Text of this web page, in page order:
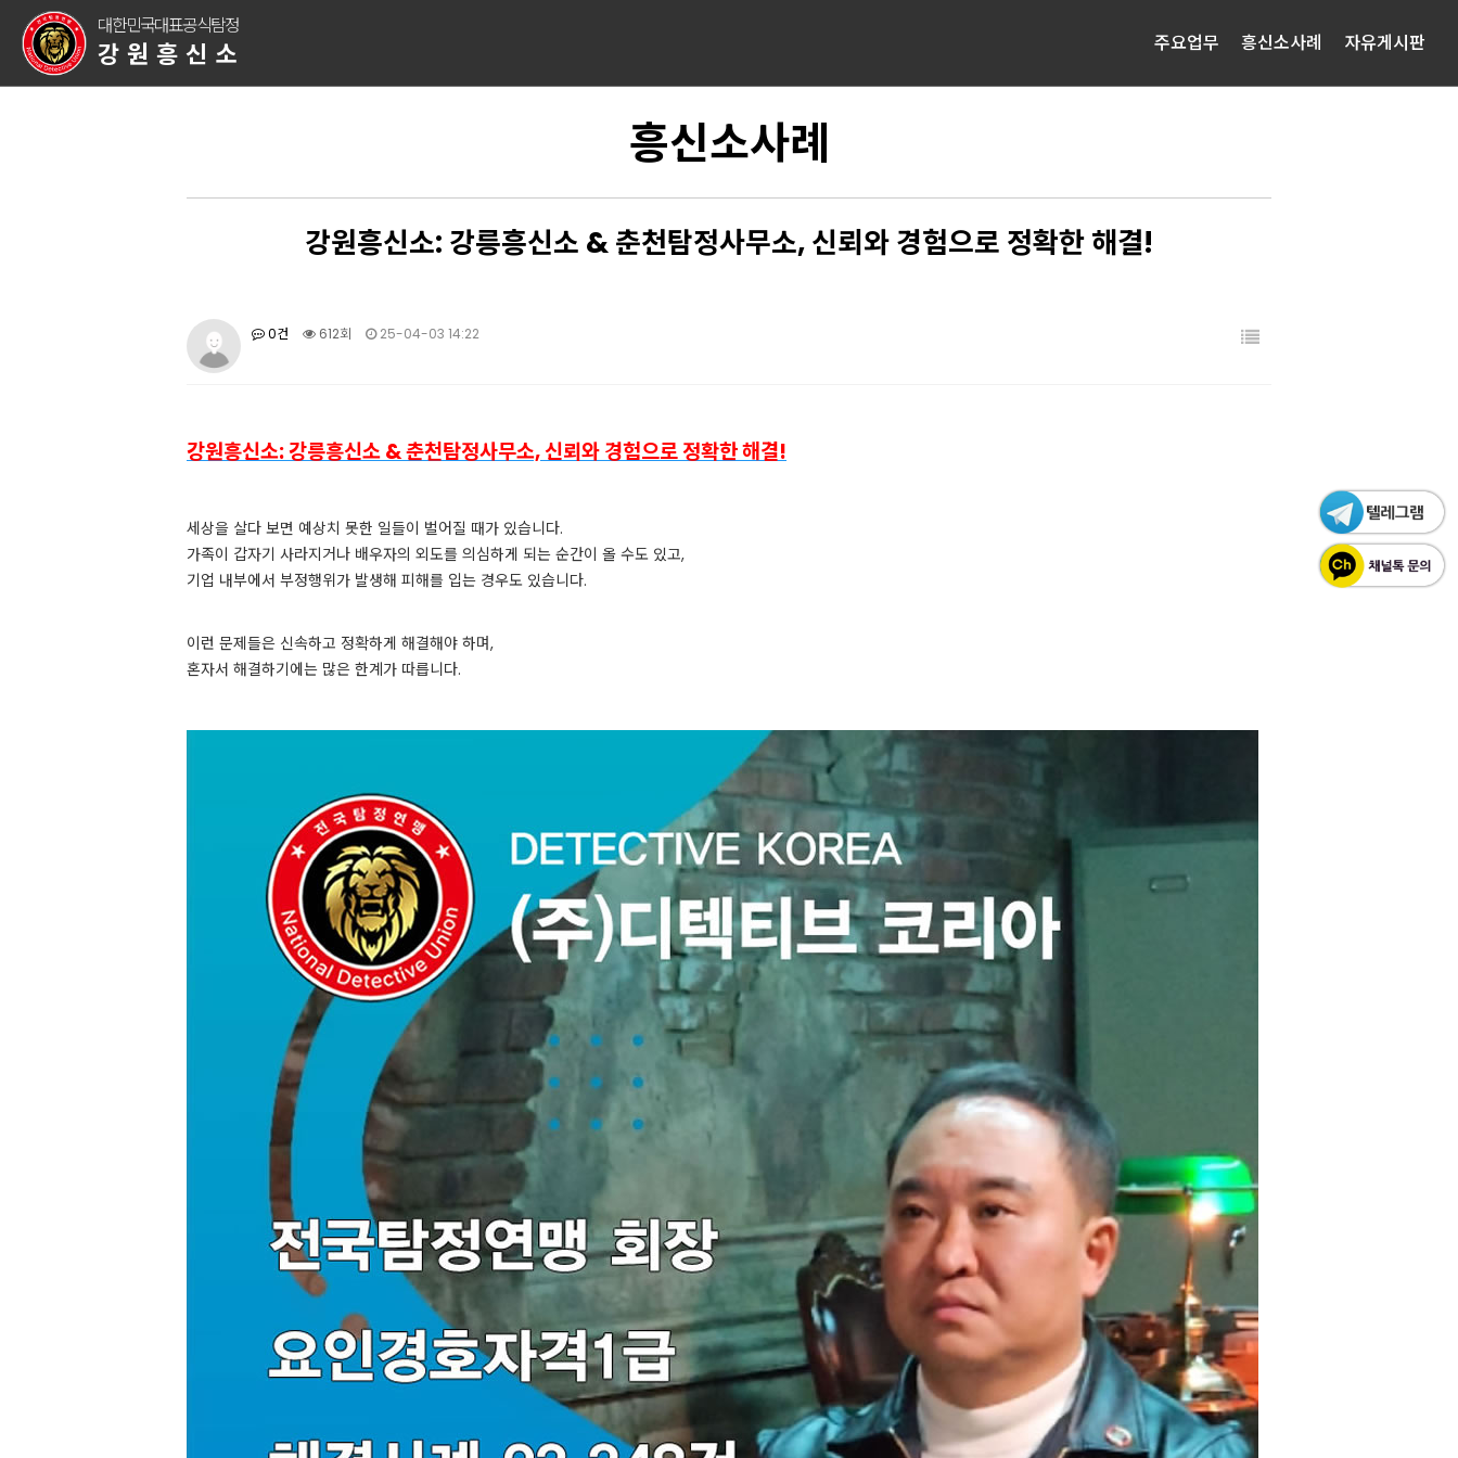
대한민국대표공식탐정
강원흥신소 주요업무 흥신소사례 자유게시판
흥신소사례
강원흥신소: 강릉흥신소 & 춘천탐정사무소, 신뢰와 경험으로 정확한 해결!
0건 612회 25-04-03 14:22
강원흥신소: 강릉흥신소 & 춘천탐정사무소, 신뢰와 경험으로 정확한 해결!
세상을 살다 보면 예상치 못한 일들이 벌어질 때가 있습니다.
가족이 갑자기 사라지거나 배우자의 외도를 의심하게 되는 순간이 올 수도 있고,
기업 내부에서 부정행위가 발생해 피해를 입는 경우도 있습니다.
이런 문제들은 신속하고 정확하게 해결해야 하며,
혼자서 해결하기에는 많은 한계가 따릅니다.